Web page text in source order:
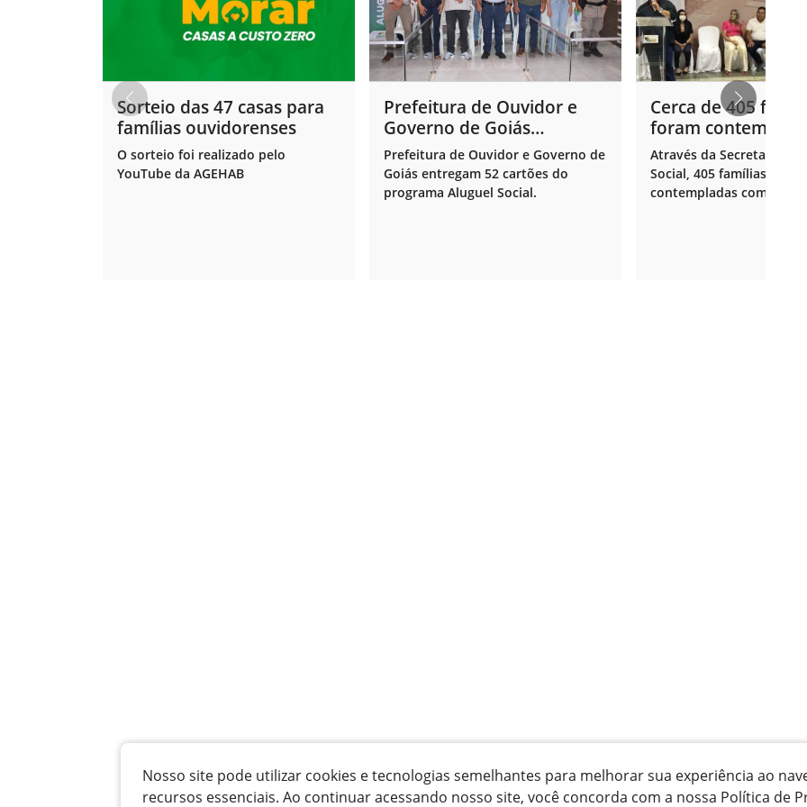
Sorteio das 47 casas para
famílias ouvidorenses
O sorteio foi realizado pelo
YouTube da AGEHAB
Prefeitura de Ouvidor e
Governo de Goiás
entregam 52 cartões do
programa Aluguel Social.
Prefeitura de Ouvidor e Governo de
Goiás entregam 52 cartões do
programa Aluguel Social.
Cerca de 405
foram
o cartão Moradia
Através da Secretaria de
Social, 405 famílias foram
contempladas com o
Moradia Digna,
Prefeitura de Ouvidor
pequenas obras e
Nosso site pode utilizar cookies e tecnologias semelhantes para melhorar sua experiência ao
recursos essenciais. Ao continuar acessando nosso site, você concorda com a nossa Política de